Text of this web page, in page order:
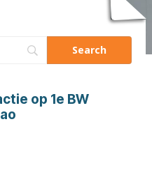
op 1e BW